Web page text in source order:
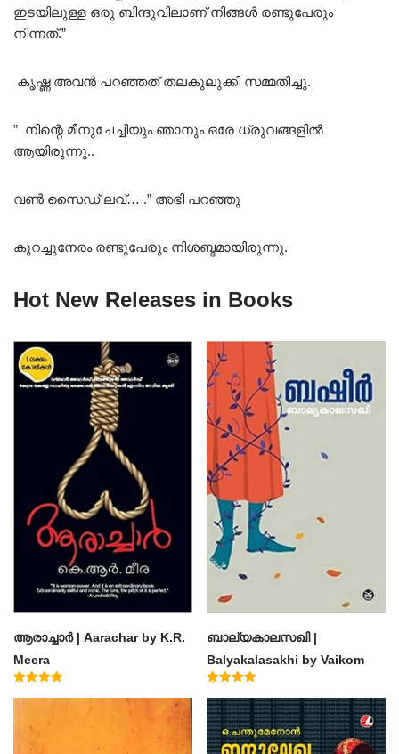
ഇടയിലുള്ള ഒരു ബിന്ദുവിലാണ് നിങ്ങൾ രണ്ടുപേരും
നിന്നത്.”
കൃഷ്ണ അവൻ പറഞ്ഞത് തലകുലുക്കി സമ്മതിച്ചു.
” നിന്റെ മീനുചേച്ചിയും ഞാനും ഒരേ ധ്രുവങ്ങളിൽ
ആയിരുന്നു..
വൺ സൈഡ് ലവ്… .” അഭി പറഞ്ഞു
കുറച്ചുനേരം രണ്ടുപേരും നിശബ്ദമായിരുന്നു.
Hot New Releases in Books
ആരാച്ചാര്‍ | Aarachar by K.R.
Meera
ബാല്യകാലസഖി |
Balyakalasakhi by Vaikom
Muhammad Basheer
4.60
out of 5